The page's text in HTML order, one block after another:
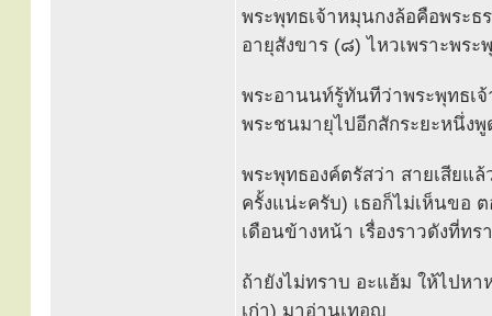
พระพุทธเจ้าหมุนกงล้อคือพระ
อายุสังขาร (๘) ไหวเพราะพร
พระอานนท์รู้ทันทีว่าพระพุทธเจ้
พระชนมายุไปอีกสักระยะหนึ่ง
พระพุทธองค์ตรัสว่า สายเสียแ
ครั้งแน่ะครับ) เธอก็ไม่เห็นขอ
เดือนข้างหน้า เรื่องราวดังที่ท
ถ้ายังไม่ทราบ อะแฮ้ม ให้ไปห
เก่า) มาอ่านเทอญ